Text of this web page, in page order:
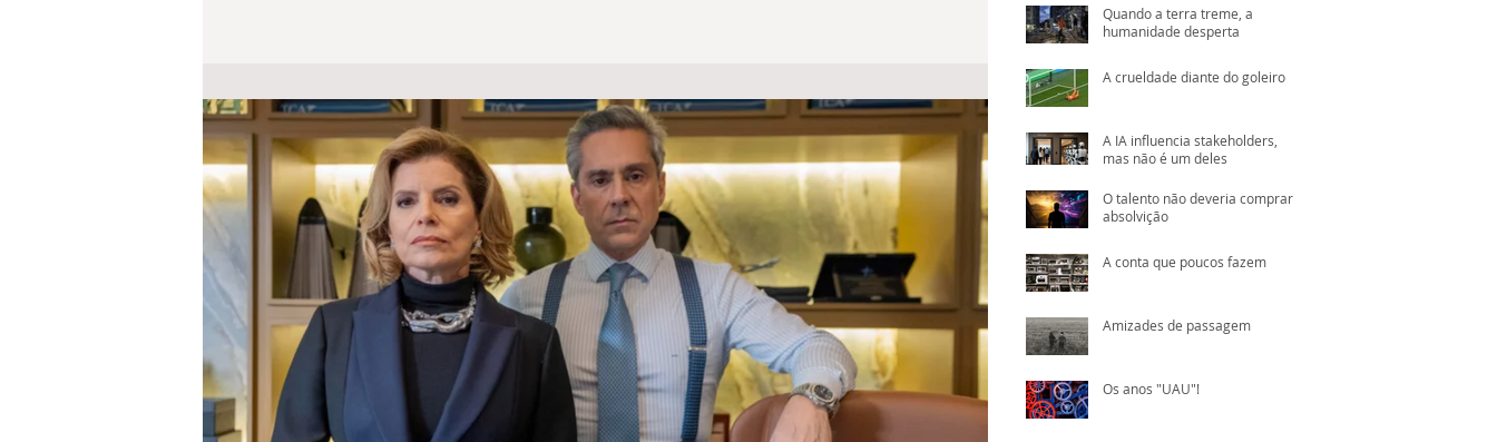
Quando a terra treme, a
humanidade desperta
A crueldade diante do goleiro
A IA influencia stakeholders,
mas não é um deles
O talento não deveria comprar
absolvição
A conta que poucos fazem
Amizades de passagem
Os anos "UAU"!